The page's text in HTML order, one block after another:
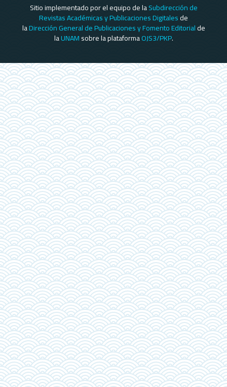
Sitio implementado por el equipo de laSubdirección de
Revistas Académicas y Publicaciones Digitalesde
laDirección General de Publicaciones y Fomento Editorialde
laUNAMsobre la plataformaOJS3/PKP.